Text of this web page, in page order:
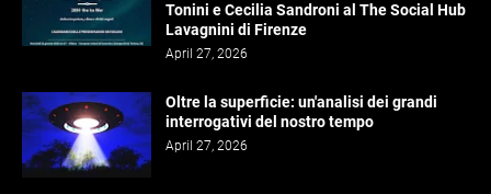
Tonini e Cecilia Sandroni al The Social Hub
Lavagnini di Firenze
April 27, 2026
Oltre la superficie: un'analisi dei grandi
interrogativi del nostro tempo
April 27, 2026